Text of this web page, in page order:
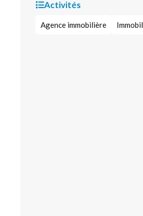
Activités
Agence immobilière